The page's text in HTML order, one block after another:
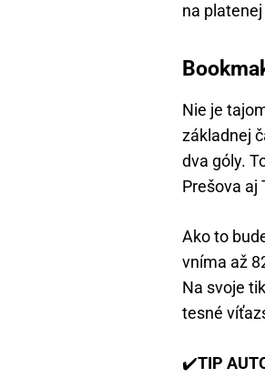
na
Nie je
základnej
dva góly.
Prešova aj
Ako to
vníma až
Na svoje
tesné
✔️TIP